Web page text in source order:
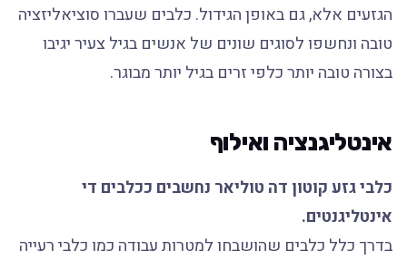
הגזעים אלא, גם באופן הגידול. כלבים שעברו סוציאליזציה
טובה ונחשפו לסוגים שונים של אנשים בגיל צעיר יגיבו
בצורה טובה יותר כלפי זרים בגיל יותר מבוגר.
אינטליגנציה ואילוף
כלבי גזע קוטון דה טוליאר נחשבים ככלבים די
אינטליגנטים.
בדרך כלל כלבים שהושבחו למטרות עבודה כמו כלבי רעייה